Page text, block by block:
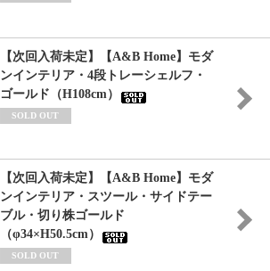
【次回入荷未定】【A&B Home】モダ
ンインテリア・4段トレーシェルフ・
ゴールド（H108cm）
SOLD OUT
【次回入荷未定】【A&B Home】モダ
ンインテリア・スツール・サイドテー
ブル・切り株ゴールド
（φ34×H50.5cm）
SOLD OUT